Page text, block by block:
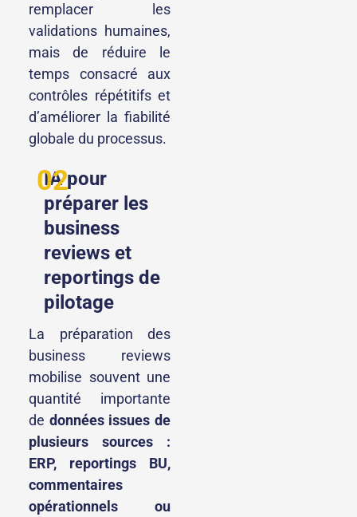
remplacer les
validations humaines,
mais de réduire le
temps consacré aux
contrôles répétitifs et
d’améliorer la fiabilité
globale du processus.
02
IA pour
préparer les
business
reviews et
reportings de
pilotage
La préparation des
business reviews
mobilise souvent une
quantité importante
de données issues de
plusieurs sources :
ERP, reportings BU,
commentaires
opérationnels ou